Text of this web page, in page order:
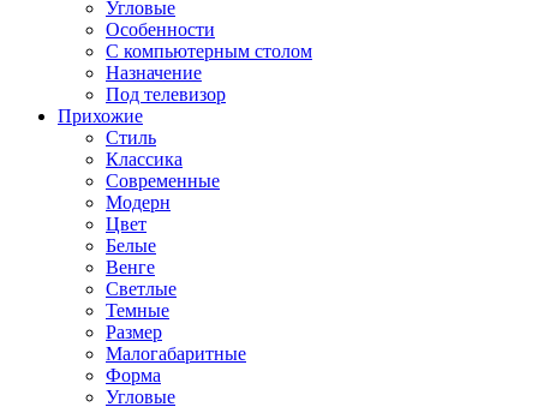
Угловые
Особенности
С компьютерным столом
Назначение
Под телевизор
Прихожие
Стиль
Классика
Современные
Модерн
Цвет
Белые
Венге
Светлые
Темные
Размер
Малогабаритные
Форма
Угловые